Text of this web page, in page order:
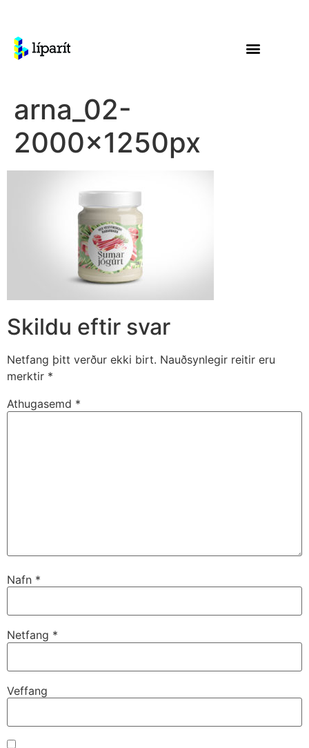
arna_02-
2000x1250px
Skildu eftir svar
Netfang þitt verður ekki birt. Nauðsynlegir reitir eru
merktir *
Athugasemd *
Nafn *
Netfang *
Veffang